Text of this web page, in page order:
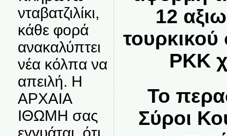
νταβατζιλίκι,
κάθε φορά
ανακαλύπτει
νέα κόλπα να
απειλή. Η
ΑΡΧΑΙΑ
ΙΘΩΜΗ σας
12
ΡΚΚ
Το
Σύροι